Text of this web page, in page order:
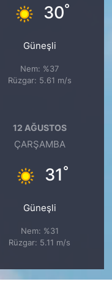
30°
Güneşli
Nem: %37
Rüzgar: 5.61 m/s
12 AĞUSTOS
ÇARŞAMBA
31°
Güneşli
Nem: %31
Rüzgar: 5.11 m/s